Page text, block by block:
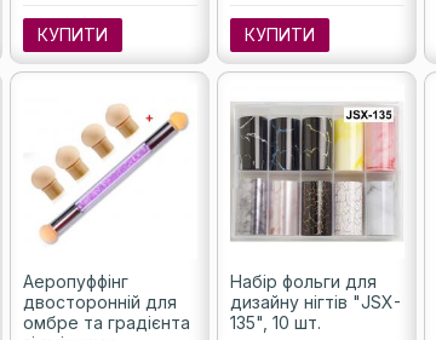
КУПИТИ КУПИТИ
Аеропуффінг
двосторонній для
омбре та градієнта
Набір фольги для
дизайну нігтів "JSX-
135", 10 шт.